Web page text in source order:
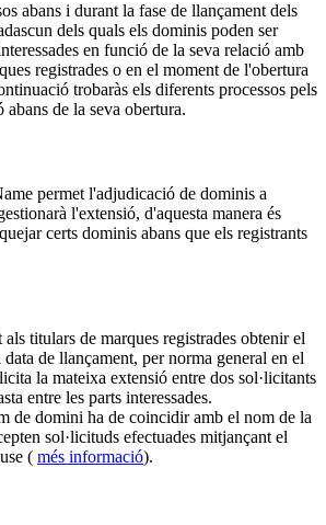
abans i durant la fase de llançament dels
dels quals els dominis poden ser
en funció de la seva relació amb
registrades o en el moment de l'obertura
trobaràs els diferents processos pels
abans de la seva obertura.
permet l'adjudicació de dominis a
l'extensió, d'aquesta manera és
certs dominis abans que els registrants
titulars de marques registrades obtenir el
de llançament, per norma general en el
la mateixa extensió entre dos sol·licitants
entre les parts interessades.
de domini ha de coincidir amb el nom de la
sol·licituds efectuades mitjançant el
( més informació).